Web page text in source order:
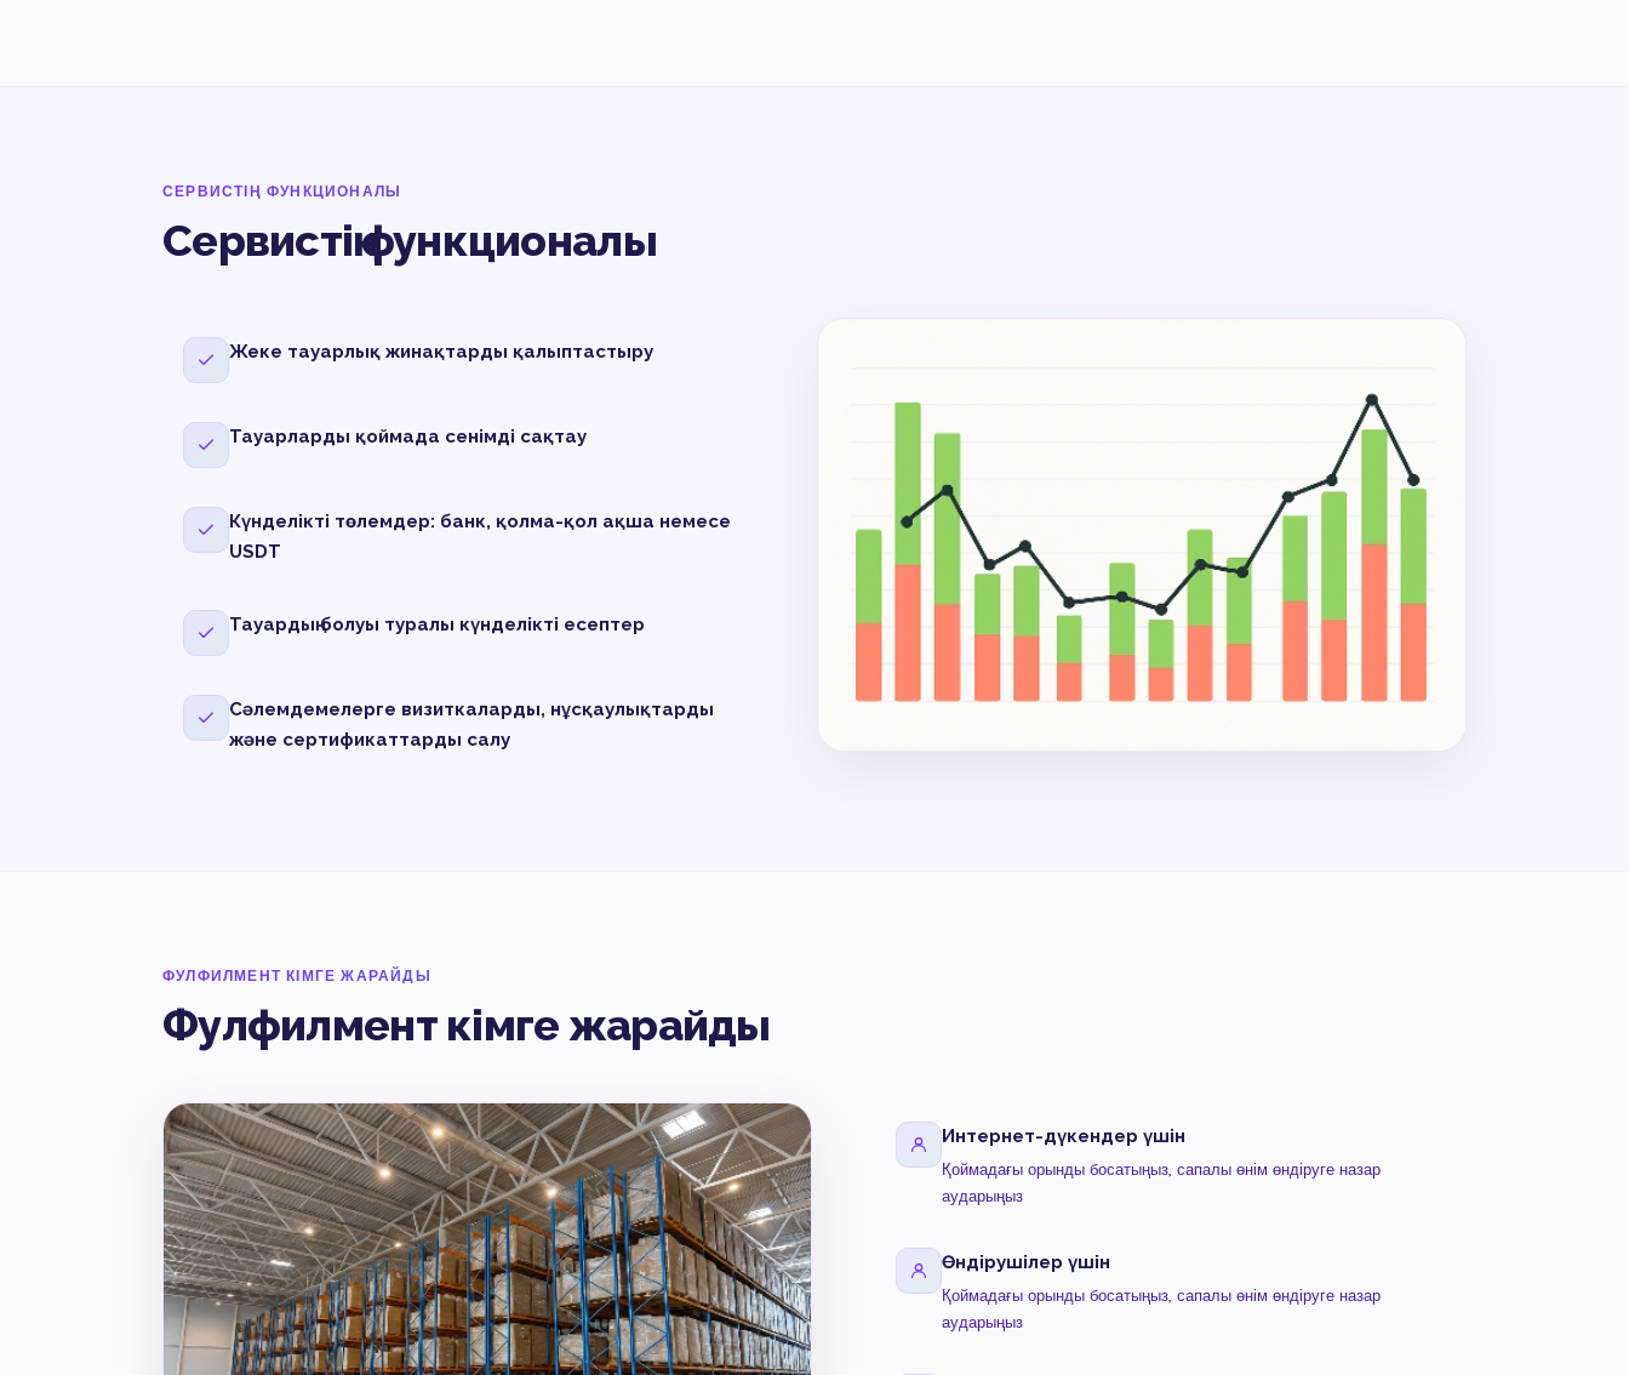
СЕРВИСТІҢ ФУНКЦИОНАЛЫ
Сервистің функционалы
Жеке тауарлық жинақтарды қалыптастыру
Тауарларды қоймада сенімді сақтау
Күнделікті төлемдер: банк, қолма-қол ақша немесе
USDT
Тауардың болуы туралы күнделікті есептер
Сәлемдемелерге визиткаларды, нұсқаулықтарды
және сертификаттарды салу
ФУЛФИЛМЕНТ КІМГЕ ЖАРАЙДЫ
Фулфилмент кімге жарайды
Интернет-дүкендер үшін
Қоймадағы орынды босатыңыз, сапалы өнім өндіруге назар
аударыңыз
Өндірушілер үшін
Қоймадағы орынды босатыңыз, сапалы өнім өндіруге назар
аударыңыз